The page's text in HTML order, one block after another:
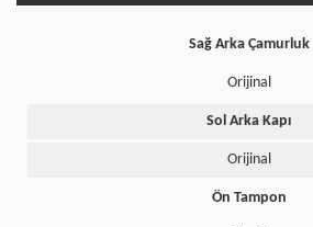
Sağ Arka Çamurluk
Orijinal
Sol Arka Kapı
Orijinal
Ön Tampon